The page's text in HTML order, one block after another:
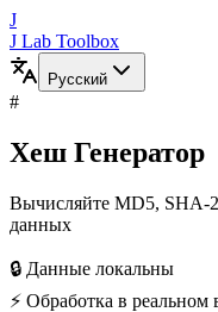
J
J Lab Toolbox
Русский
#
Хеш Генератор
Вычисляйте MD5, SHA-
данных
🔒 Данные локальны
⚡ Обработка в реальном